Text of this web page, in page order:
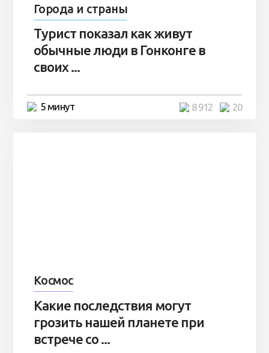
Города и страны
Турист показал как живут
обычные люди в Гонконге в
своих ...
5 минут 20
8 912
Космос
Какие последствия могут
грозить нашей планете при
встрече со ...